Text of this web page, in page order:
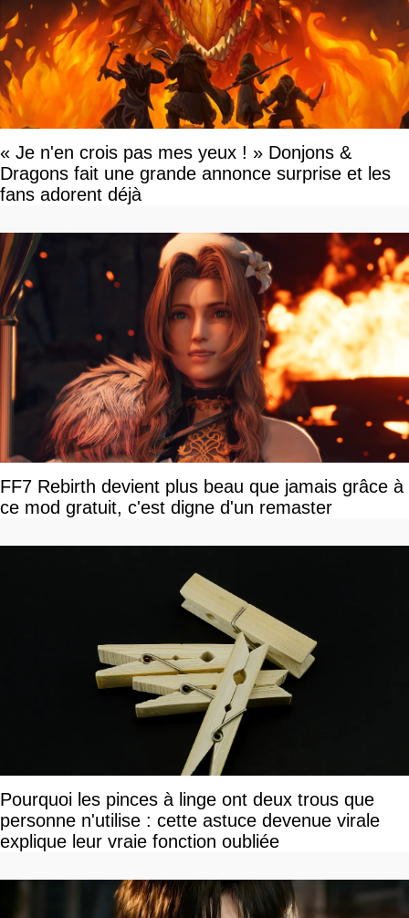
« Je n'en crois pas mes yeux ! » Donjons &
Dragons fait une grande annonce surprise et les
fans adorent déjà
FF7 Rebirth devient plus beau que jamais grâce à
ce mod gratuit, c'est digne d'un remaster
Pourquoi les pinces à linge ont deux trous que
personne n'utilise : cette astuce devenue virale
explique leur vraie fonction oubliée